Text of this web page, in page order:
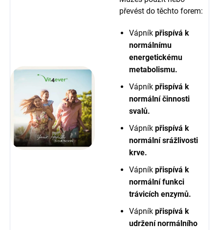
převést do těchto forem:
Vápník přispívá k
normálnímu
energetickému
metabolismu.
Vápník přispívá k
normální činnosti
svalů.
Vápník přispívá k
normální srážlivosti
krve.
Vápník přispívá k
normální funkci
trávicích enzymů.
Vápník přispívá k
udržení normálního